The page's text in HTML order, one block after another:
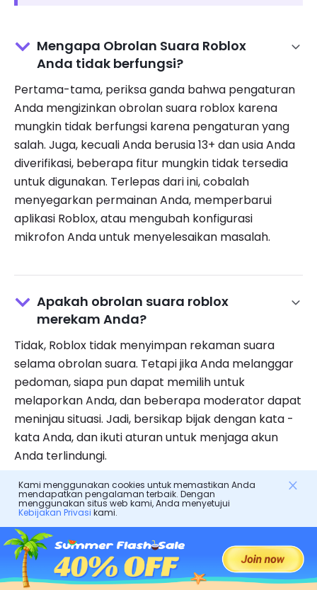
Mengapa Obrolan Suara Roblox
Anda tidak berfungsi?
Pertama-tama, periksa ganda bahwa pengaturan
Anda mengizinkan obrolan suara roblox karena
mungkin tidak berfungsi karena pengaturan yang
salah. Juga, kecuali Anda berusia 13+ dan usia Anda
diverifikasi, beberapa fitur mungkin tidak tersedia
untuk digunakan. Terlepas dari ini, cobalah
menyegarkan permainan Anda, memperbarui
aplikasi Roblox, atau mengubah konfigurasi
mikrofon Anda untuk menyelesaikan masalah.
Apakah obrolan suara roblox
merekam Anda?
Tidak, Roblox tidak menyimpan rekaman suara
selama obrolan suara. Tetapi jika Anda melanggar
pedoman, siapa pun dapat memilih untuk
melaporkan Anda, dan beberapa moderator dapat
meninjau situasi. Jadi, bersikap bijak dengan kata -
kata Anda, dan ikuti aturan untuk menjaga akun
Anda terlindungi.
Apakah roblox aplikasi kencan?
Tidak, Roblox bukanaplikasi kencan
Lai Roblox lebih
berorientasi pada menikmati diri sendiri saat
bermain, membuat, dan mengobrol dengan teman
Kami menggunakan cookies untuk memastikan Anda
mendapatkan pengalaman terbaik. Dengan
menggunakan situs web kami, Anda menyetujui
Kebijakan Privasi kami.